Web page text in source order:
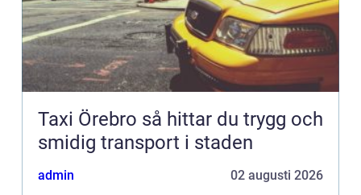
Taxi Örebro så hittar du trygg och
smidig transport i staden
admin 02 augusti 2026